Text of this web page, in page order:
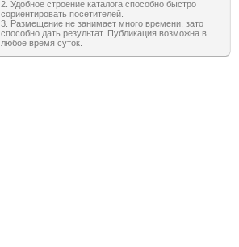
2. Удобное строение каталога способно быстро
сориентировать посетителей.
3. Размещение не занимает много времени, зато
способно дать результат. Публикация возможна в
любое время суток.